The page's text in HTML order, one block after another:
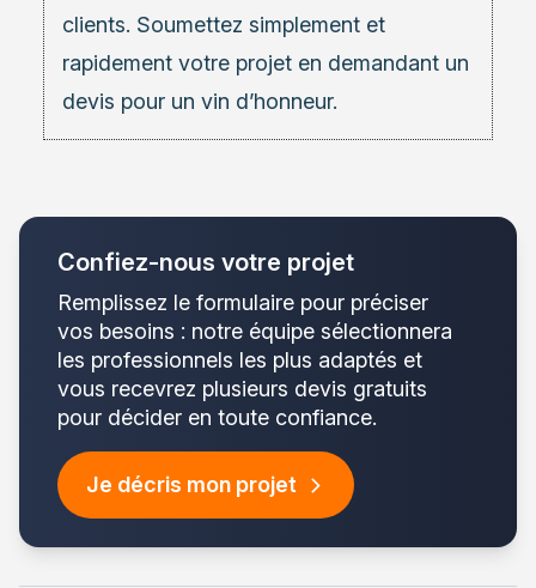
clients. Soumettez simplement et
rapidement votre projet en demandant un
devis pour un vin d’honneur.
Confiez-nous votre projet
Remplissez le formulaire pour préciser
vos besoins : notre équipe sélectionnera
les professionnels les plus adaptés et
vous recevrez plusieurs devis gratuits
pour décider en toute confiance.
Je décris mon projet